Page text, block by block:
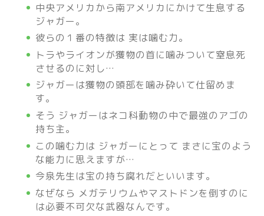
中央アメリカから南アメリカにかけて生息する
ジャガー。
彼らの１番の特徴は 実は噛む力。
トラやライオンが獲物の首に噛みついて窒息死
させるのに対し…
ジャガーは獲物の頭部を噛み砕いて仕留めま
す。
そう ジャガーはネコ科動物の中で最強のアゴの
持ち主。
この噛む力は ジャガーにとって まさに宝のよう
な能力に思えますが…
今泉先生は宝の持ち腐れだといいます。
なぜなら メガテリウムやマストドンを倒すのに
は必要不可欠な武器なんです。